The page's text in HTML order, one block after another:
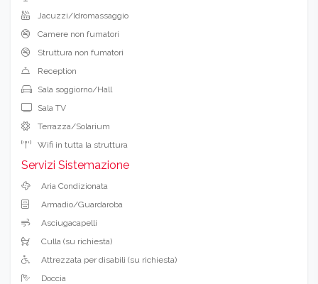
Jacuzzi/Idromassaggio
Camere non fumatori
Struttura non fumatori
Reception
Sala soggiorno/Hall
Sala TV
Terrazza/Solarium
Wifi in tutta la struttura
Servizi Sistemazione
Aria Condizionata
Armadio/Guardaroba
Asciugacapelli
Culla (su richiesta)
Attrezzata per disabili (su richiesta)
Doccia